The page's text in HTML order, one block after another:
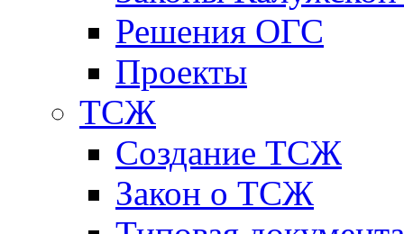
Решения ОГС
Проекты
ТСЖ
Создание ТСЖ
Закон о ТСЖ